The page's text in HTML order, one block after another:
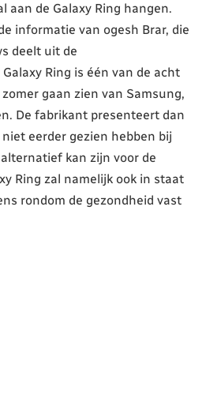
aan de Galaxy Ring hangen.
informatie van ogesh Brar, die
deelt uit de
Ring is één van de acht
gaan zien van Samsung,
De fabrikant presenteert dan
eerder gezien hebben bij
kan zijn voor de
Ring zal namelijk ook in staat
rondom de gezondheid vast